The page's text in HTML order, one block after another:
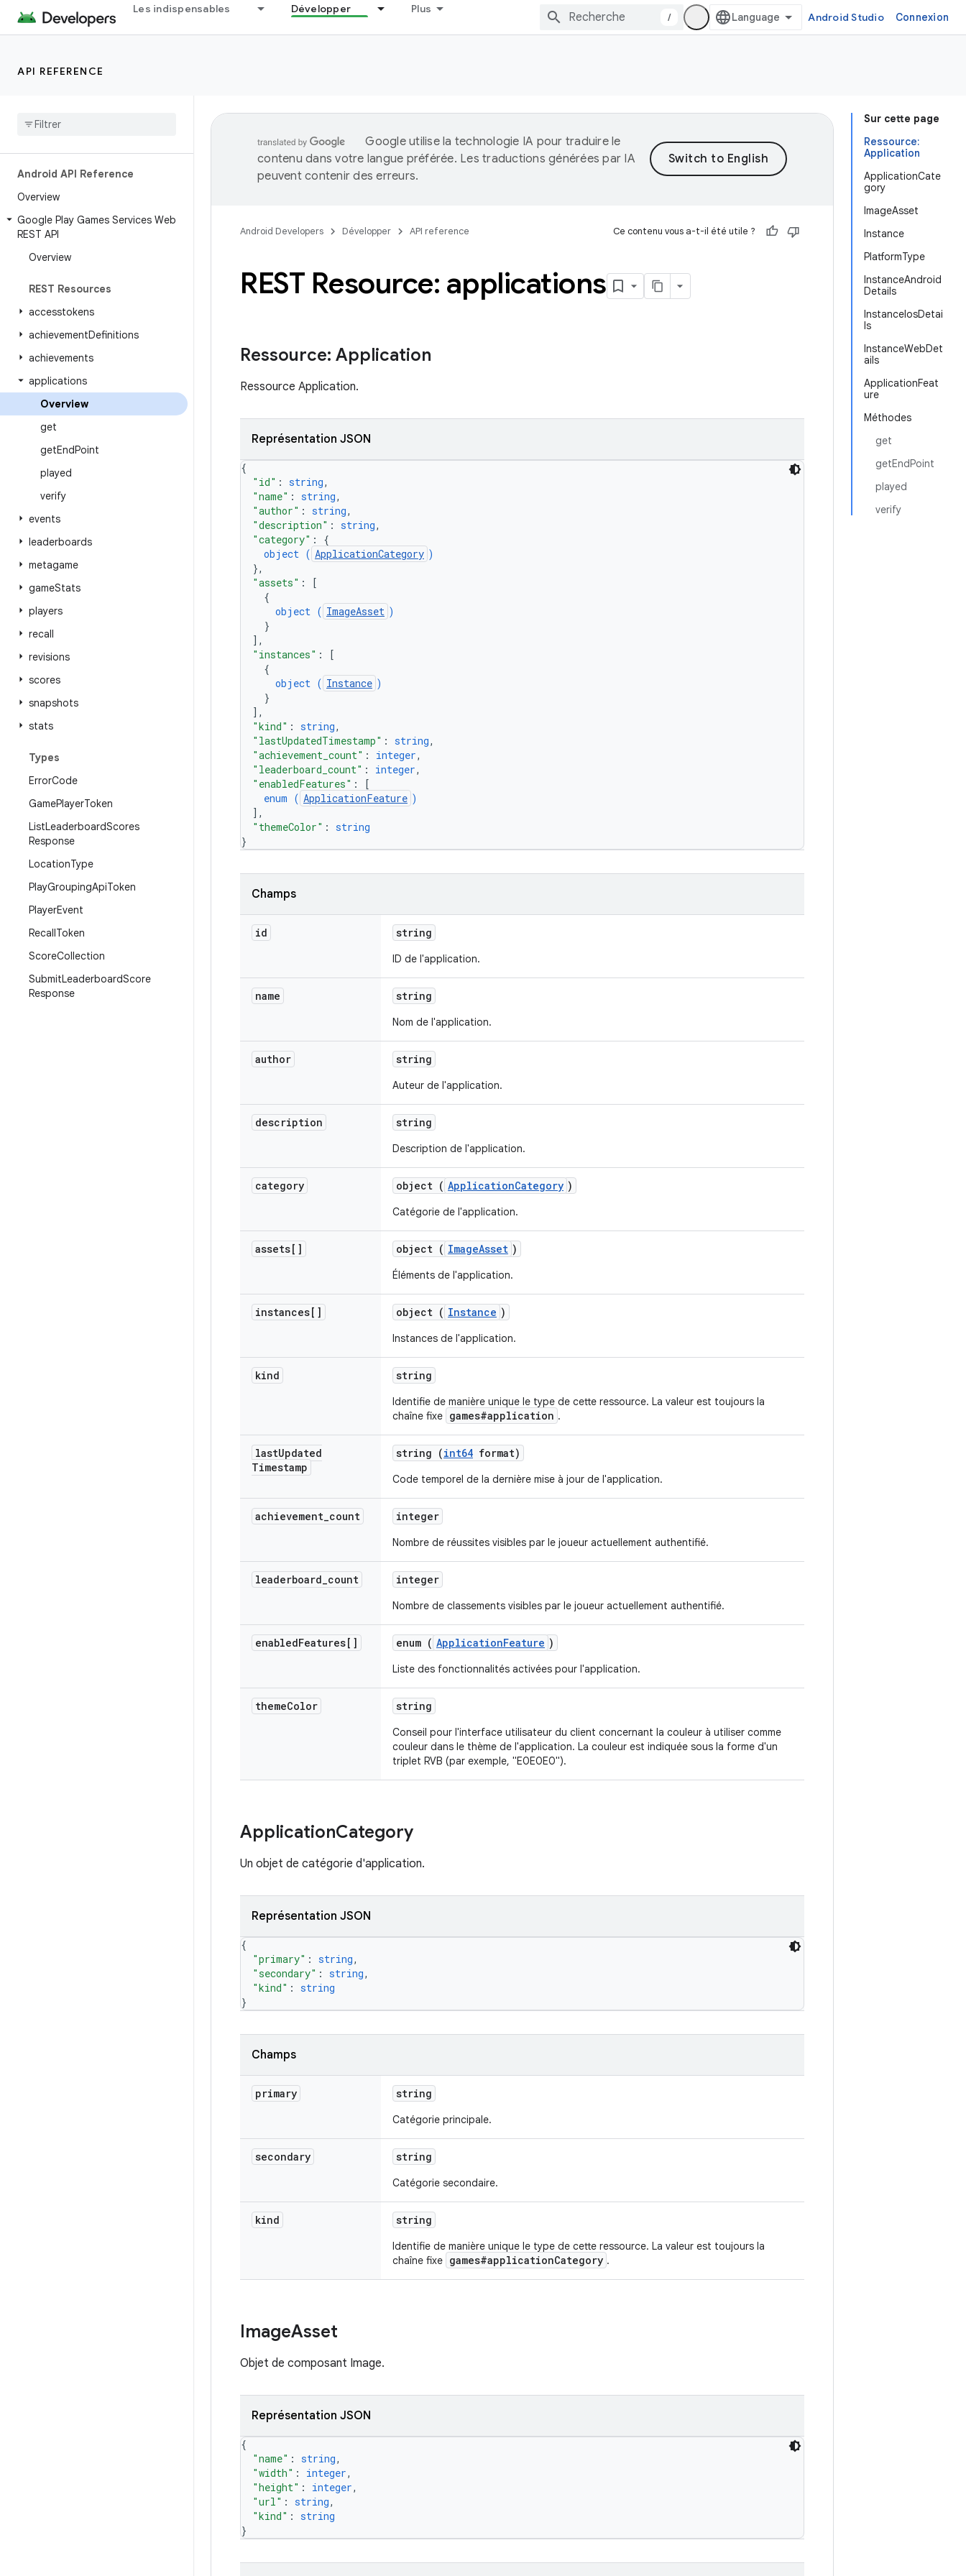
Les indispensables Développer Plus
/ Android Studio Connexion
API REFERENCE
Android API Reference
Overview
Google Play Games Services Web
REST API
Overview
REST Resources
accesstokens
achievementDefinitions
achievements
applications
Overview
get
getEndPoint
played
verify
events
leaderboards
metagame
gameStats
players
recall
revisions
scores
snapshots
stats
Types
ErrorCode
GamePlayerToken
ListLeaderboardScores
Response
LocationType
PlayGroupingApiToken
PlayerEvent
RecallToken
ScoreCollection
SubmitLeaderboardScore
Response
Sur cette page
Ressource:
Application
ApplicationCate
gory
ImageAsset
Instance
PlatformType
InstanceAndroid
Details
InstanceIosDetai
ls
InstanceWebDet
ails
ApplicationFeat
ure
Méthodes
get
getEndPoint
played
verify
Google utilise la technologie IA pour traduire le
contenu dans votre langue préférée. Les traductions générées par IA
peuvent contenir des erreurs.
Android Developers Développer API reference Ce contenu vous a-t-il été utile ?
REST Resource: applications
Ressource: Application
Ressource Application.
Représentation JSON
{
"id" : string,
"name" : string,
"author" : string,
"description" : string,
"category" : {
object ( ApplicationCategory )
},
"assets" :
[
{
object ( ImageAsset )
}
] ,
"instances" :
[
{
object ( Instance )
}
] ,
"kind" : string,
"lastUpdatedTimestamp" : string,
"achievement_count" : integer,
"leaderboard_count" : integer,
"enabledFeatures" :
[
enum ( ApplicationFeature )
] ,
"themeColor" : string
}
Champs
id string
ID de l'application.
name string
Nom de l'application.
author string
Auteur de l'application.
description string
Description de l'application.
category object ( ApplicationCategory )
Catégorie de l'application.
assets[] object ( ImageAsset )
Éléments de l'application.
instances[] object ( Instance )
Instances de l'application.
kind string
Identifie de manière unique le type de cette ressource. La valeur est toujours la
chaîne fixe games#application .
lastUpdated
Timestamp
string (int64 format)
Code temporel de la dernière mise à jour de l'application.
achievement_count integer
Nombre de réussites visibles par le joueur actuellement authentifié.
leaderboard_count integer
Nombre de classements visibles par le joueur actuellement authentifié.
enabledFeatures[] enum ( ApplicationFeature )
Liste des fonctionnalités activées pour l'application.
themeColor string
Conseil pour l'interface utilisateur du client concernant la couleur à utiliser comme
couleur dans le thème de l'application. La couleur est indiquée sous la forme d'un
triplet RVB (par exemple, "E0E0E0").
ApplicationCategory
Un objet de catégorie d'application.
Représentation JSON
{
"primary" : string,
"secondary" : string,
"kind" : string
}
Champs
primary string
Catégorie principale.
secondary string
Catégorie secondaire.
kind string
Identifie de manière unique le type de cette ressource. La valeur est toujours la
chaîne fixe games#applicationCategory .
ImageAsset
Objet de composant Image.
Représentation JSON
{
"name" : string,
"width" : integer,
"height" : integer,
"url" : string,
"kind" : string
}